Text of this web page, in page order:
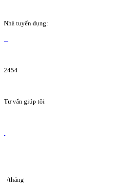
Nhà tuyển dụng:
2454
Tư vấn giúp tôi
/tháng